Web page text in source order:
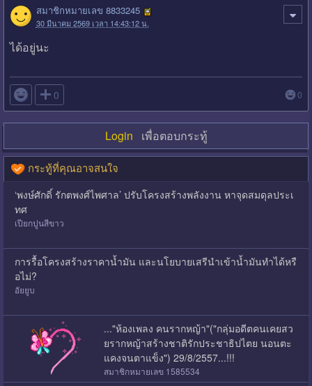
สมาชิกหมายเลข 8833245
30 มีนาคม 2569 เวลา 14:43:12 น.
ได้อยู่​นะ​
 0 0
Login เพื่อตอบกระทู้
กระทู้ที่คุณอาจสนใจ
‘พงษ์ศักดิ์ รักตพงศ์ไพศาล’ ปรับโครงสร้างพลังงาน หาจุดสมดุลประเ
ทศ
เปียกปูนสีขาว
การรื้อโครงสร้างราคาน้ำมัน และนโยบายเสรีนำเข้าน้ำมันทำได้หรื
อไม่?
อัยยูบ
..."ห้องเพลง คนรากหญ้า"("กลุ่มอดีตคนเคยสว
ยรากหญ้าสร้างชาติรักประชาธิปไตย นอนตะ
แคงจนตาแข็ง") 29/8/2557...!!!
สมาชิกหมายเลข 1585534